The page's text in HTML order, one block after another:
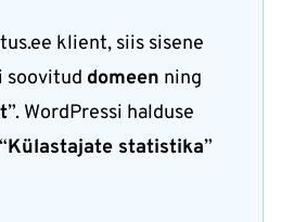
klient, siis sisene
soovitud domeen ning
”. WordPressi halduse
Külastajate statistika”